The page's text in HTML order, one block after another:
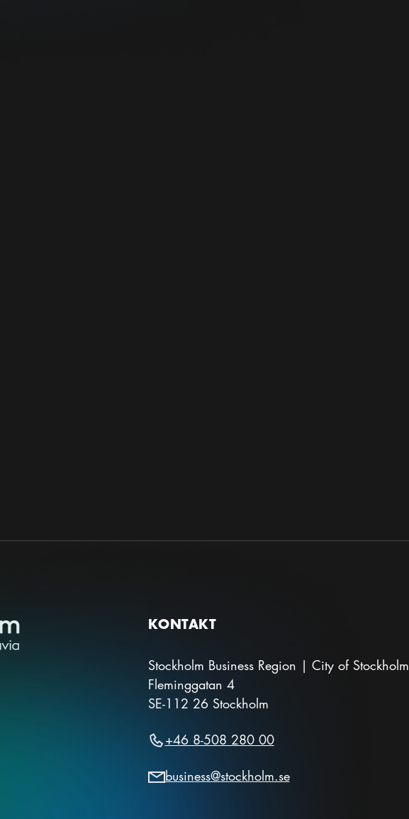
KONTAKT
Stockholm Business Region | City of Stockholm
Fleminggatan 4
SE-112 26 Stockholm
+46 8-508 280 00
business@stockholm.se